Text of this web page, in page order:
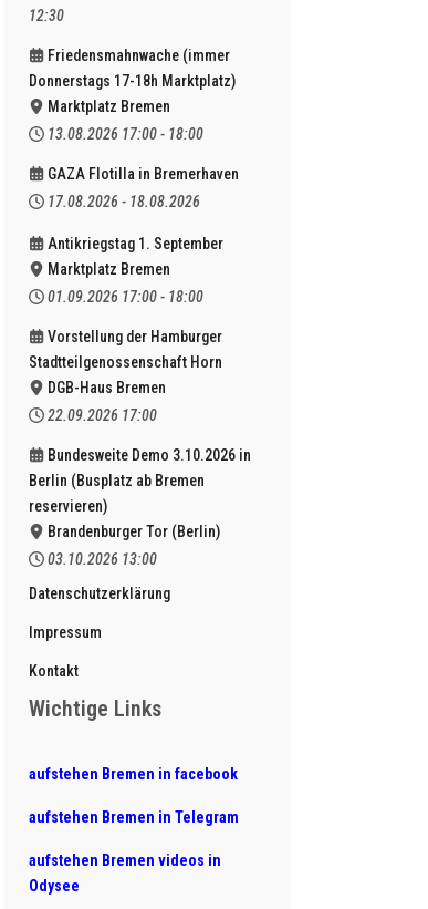
12:30
Friedensmahnwache (immer
Donnerstags 17-18h Marktplatz)
Marktplatz Bremen
13.08.2026 17:00- 18:00
GAZA Flotilla in Bremerhaven
17.08.2026 - 18.08.2026
Antikriegstag 1. September
Marktplatz Bremen
01.09.2026 17:00- 18:00
Vorstellung der Hamburger
Stadtteilgenossenschaft Horn
DGB-Haus Bremen
22.09.2026 17:00
Bundesweite Demo 3.10.2026 in
Berlin (Busplatz ab Bremen
reservieren)
Brandenburger Tor (Berlin)
03.10.2026 13:00
Datenschutzerklärung
Impressum
Kontakt
Wichtige Links
aufstehen Bremen in facebook
aufstehen Bremen in Telegram
aufstehen Bremen videos in
Odysee